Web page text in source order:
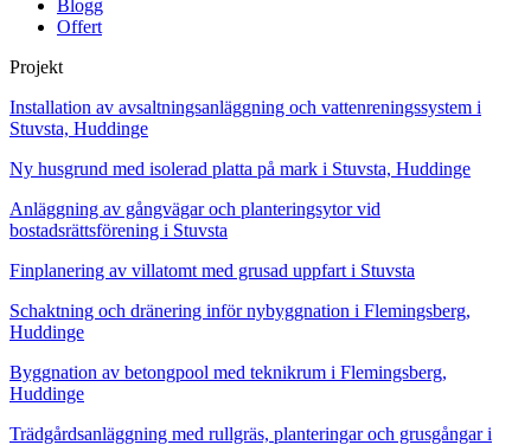
Blogg
Offert
Projekt
Installation av avsaltningsanläggning och vattenreningssystem i
Stuvsta, Huddinge
Ny husgrund med isolerad platta på mark i Stuvsta, Huddinge
Anläggning av gångvägar och planteringsytor vid
bostadsrättsförening i Stuvsta
Finplanering av villatomt med grusad uppfart i Stuvsta
Schaktning och dränering inför nybyggnation i Flemingsberg,
Huddinge
Byggnation av betongpool med teknikrum i Flemingsberg,
Huddinge
Trädgårdsanläggning med rullgräs, planteringar och grusgångar i